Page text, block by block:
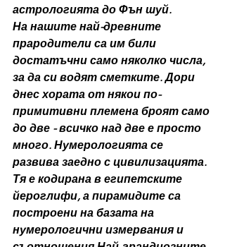
астрологията до Фън шуй.
На нашите най-древните
прародители са им били
достатъчни само няколко числа,
за да си водят сметките. Дори
днес хората от някои по-
примитивни племена броят само
до две - всичко над две е просто
много. Нумерологията се
развива заедно с цивилизацията.
Тя е кодирана в египетските
йероглифи, а пирамидите са
построени на базата на
нумерологични измервания и